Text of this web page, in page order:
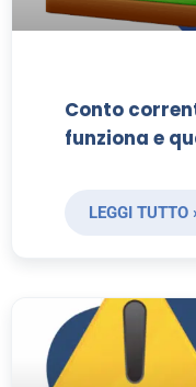
Conto
funziona e
LEGGI TUTTO